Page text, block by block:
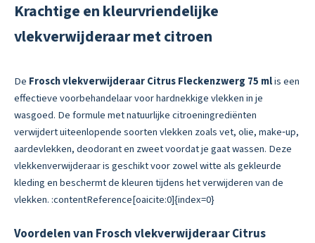
Krachtige en kleurvriendelijke
vlekverwijderaar met citroen
De Frosch vlekverwijderaar Citrus Fleckenzwerg 75 mlis een
effectieve voorbehandelaar voor hardnekkige vlekken in je
wasgoed. De formule met natuurlijke citroeningrediënten
verwijdert uiteenlopende soorten vlekken zoals vet, olie, make‑up,
aardevlekken, deodorant en zweet voordat je gaat wassen. Deze
vlekkenverwijderaar is geschikt voor zowel witte als gekleurde
kleding en beschermt de kleuren tijdens het verwijderen van de
vlekken. :contentReference[oaicite:0]{index=0}
Voordelen van Frosch vlekverwijderaar Citrus